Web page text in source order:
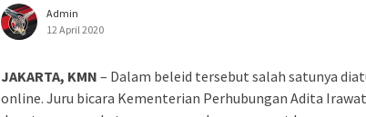
Admin
12 April 2020
JAKARTA, KMN – Dalam beleid tersebut salah satunya
online. Juru bicara Kementerian Perhubungan Adita